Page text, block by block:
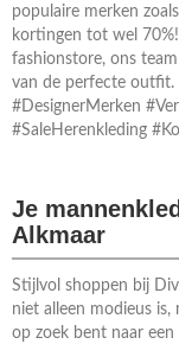
populaire merken
kortingen tot wel
fashionstore, ons
van de perfecte outfit.
#DesignerMerken
#SaleHerenkleding
Je
Alkmaar
Stijlvol shoppen bij
niet alleen modieus
op zoek bent naar